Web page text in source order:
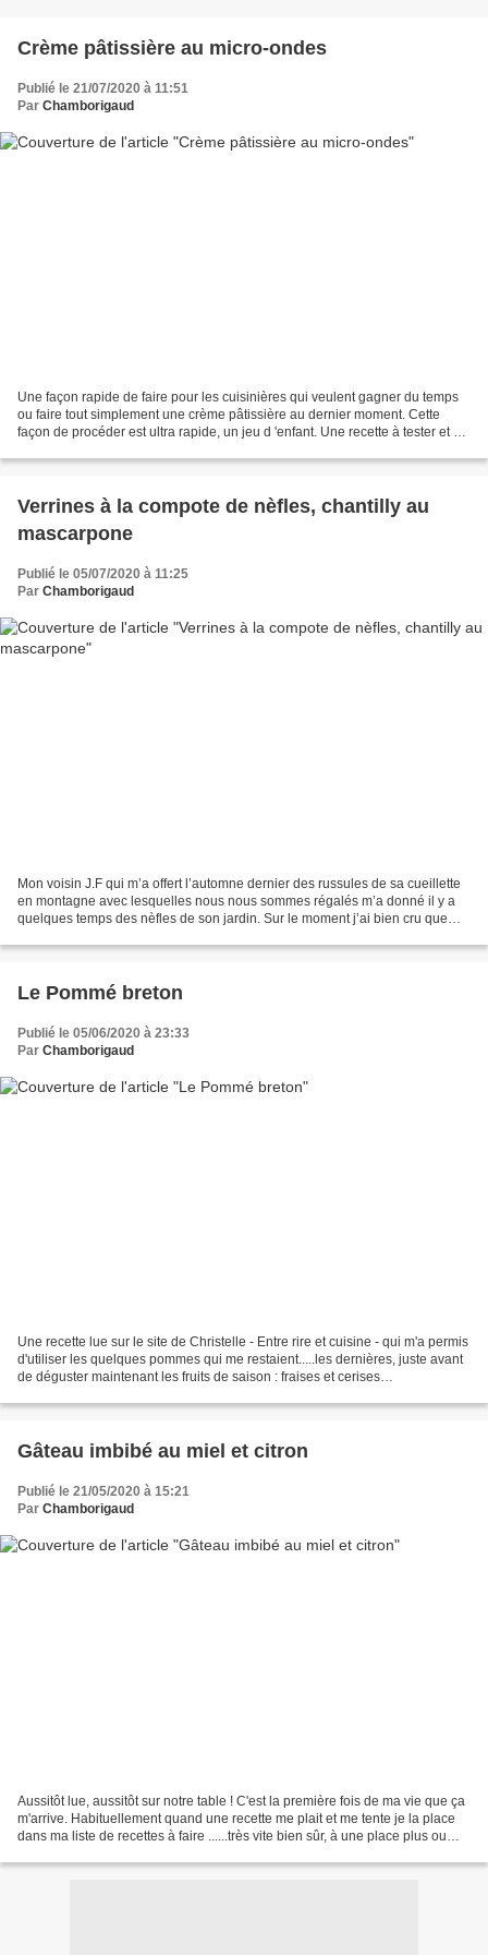
Crème pâtissière au micro-ondes
Publié le 21/07/2020 à 11:51
Par Chamborigaud
Une façon rapide de faire pour les cuisinières qui veulent gagner du temps
ou faire tout simplement une crème pâtissière au dernier moment. Cette
façon de procéder est ultra rapide, un jeu d 'enfant. Une recette à tester et à
Verrines à la compote de nèfles, chantilly au
mascarpone
Publié le 05/07/2020 à 11:25
Par Chamborigaud
Mon voisin J.F qui m’a offert l’automne dernier des russules de sa cueillette
en montagne avec lesquelles nous nous sommes régalés m’a donné il y a
quelques temps des nèfles de son jardin. Sur le moment j’ai bien cru que
Le Pommé breton
Publié le 05/06/2020 à 23:33
Par Chamborigaud
Une recette lue sur le site de Christelle - Entre rire et cuisine - qui m'a permis
d'utiliser les quelques pommes qui me restaient.....les dernières, juste avant
de déguster maintenant les fruits de saison : fraises et cerises
Gâteau imbibé au miel et citron
Publié le 21/05/2020 à 15:21
Par Chamborigaud
Aussitôt lue, aussitôt sur notre table ! C'est la première fois de ma vie que ça
m'arrive. Habituellement quand une recette me plait et me tente je la place
dans ma liste de recettes à faire ......très vite bien sûr, à une place plus ou